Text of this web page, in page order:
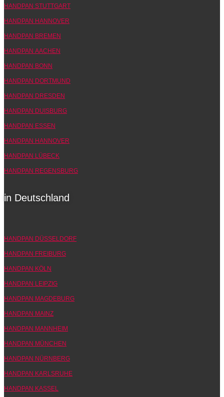
HANDPAN STUTTGART
HANDPAN HANNOVER
HANDPAN BREMEN
HANDPAN AACHEN
HANDPAN BONN
HANDPAN DORTMUND
HANDPAN DRESDEN
HANDPAN DUISBURG
HANDPAN ESSEN
HANDPAN HANNOVER
HANDPAN LÜBECK
HANDPAN REGENSBURG
in Deutschland
HANDPAN DÜSSELDORF
HANDPAN FREIBURG
HANDPAN KÖLN
HANDPAN LEIPZIG
HANDPAN MAGDEBURG
HANDPAN MAINZ
HANDPAN MANNHEIM
HANDPAN MÜNCHEN
HANDPAN NÜRNBERG
HANDPAN KARLSRUHE
HANDPAN KASSEL